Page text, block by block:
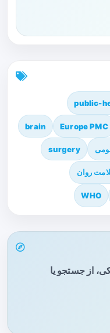
public-
Europe PMC
brain
surgery
روان
WHO
از جستجو یا